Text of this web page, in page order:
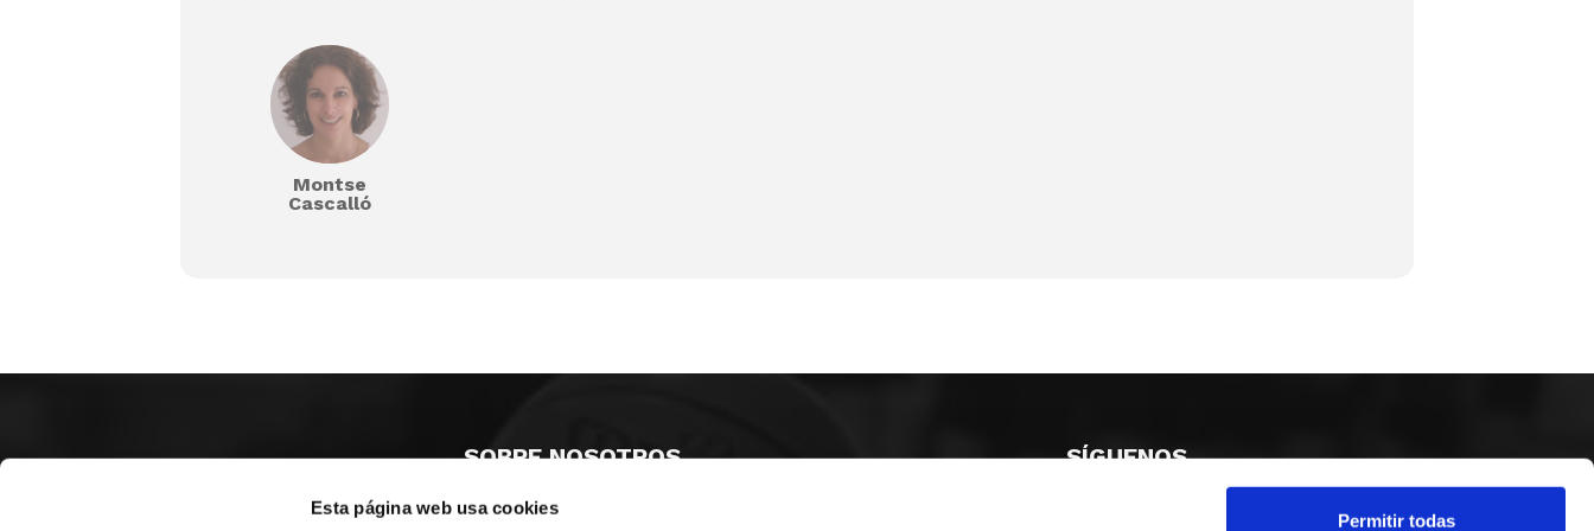
Esta página web usa cookies
Permitir todas
Montse
Cascalló
SOBRE NOSOTROS
CASTELLON
SÍGUENOS